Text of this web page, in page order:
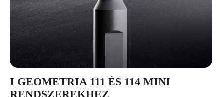
I GEOMETRIA 111 ÉS 114 MINI
RENDSZEREKHEZ